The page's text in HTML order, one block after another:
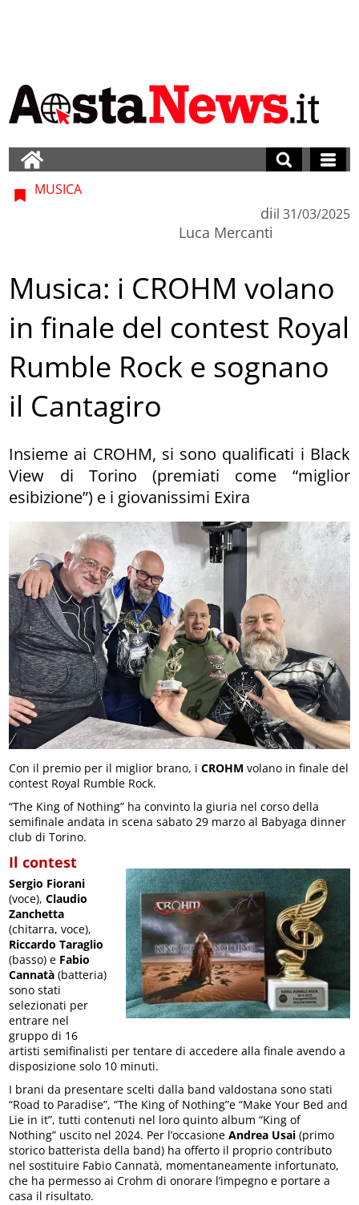
MUSICA
di
Luca Mercanti
il 31/03/2025
Musica: i CROHM volano
in finale del contest Royal
Rumble Rock e sognano
il Cantagiro
Insieme ai CROHM, si sono qualificati i Black
View di Torino (premiati come “miglior
esibizione”) e i giovanissimi Exira
Con il premio per il miglior brano, iCROHM volano in finale del
contest Royal Rumble Rock.
“The King of Nothing” ha convinto la giuria nel corso della
semifinale andata in scena sabato 29 marzo al Babyaga dinner
club di Torino.
Il contest
Sergio Fiorani
(voce),Claudio
Zanchetta
(chitarra, voce),
Riccardo Taraglio
(basso) e Fabio
Cannatà(batteria)
sono stati
selezionati per
entrare nel
gruppo di 16
artisti semifinalisti per tentare di accedere alla finale avendo a
disposizione solo 10 minuti.
I brani da presentare scelti dalla band valdostana sono stati
“Road to Paradise”, “The King of Nothing”e “Make Your Bed and
Lie in it”, tutti contenuti nel loro quinto album “King of
Nothing” uscito nel 2024. Per l’occasioneAndrea Usai (primo
storico batterista della band) ha offerto il proprio contributo
nel sostituire Fabio Cannatà, momentaneamente infortunato,
che ha permesso ai Crohm di onorare l’impegno e portare a
casa il risultato.